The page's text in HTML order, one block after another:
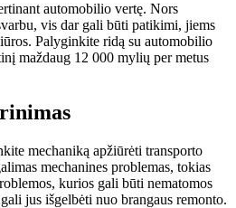
automobilio vertę. Nors
vis dar gali būti patikimi, jiems
Palyginkite ridą su automobilio
maždaug 12 000 mylių per metus
mechaniką apžiūrėti transporto
mechanines problemas, tokias
kurios gali būti nematomos
jus išgelbėti nuo brangaus remonto.